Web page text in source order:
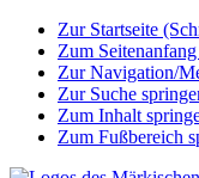
Zur Startseite
Zum
Zur Navigation/
Zur Suche
Zum Inhalt
Zum Fußbereich